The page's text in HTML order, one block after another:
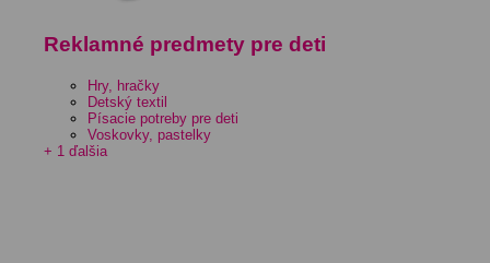
Reklamné predmety pre deti
Hry, hračky
Detský textil
Písacie potreby pre deti
Voskovky, pastelky
+ 1 ďalšia